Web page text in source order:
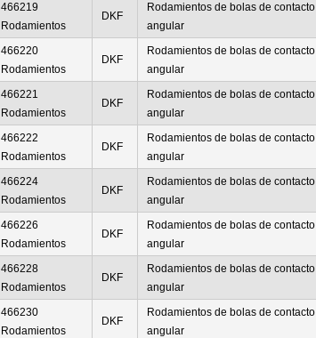
466219
Rodamientos
DKF
Rodamientos de bolas de contacto
angular
466220
Rodamientos
DKF
Rodamientos de bolas de contacto
angular
466221
Rodamientos
DKF
Rodamientos de bolas de contacto
angular
466222
Rodamientos
DKF
Rodamientos de bolas de contacto
angular
466224
Rodamientos
DKF
Rodamientos de bolas de contacto
angular
466226
Rodamientos
DKF
Rodamientos de bolas de contacto
angular
466228
Rodamientos
DKF
Rodamientos de bolas de contacto
angular
466230
Rodamientos
DKF
Rodamientos de bolas de contacto
angular